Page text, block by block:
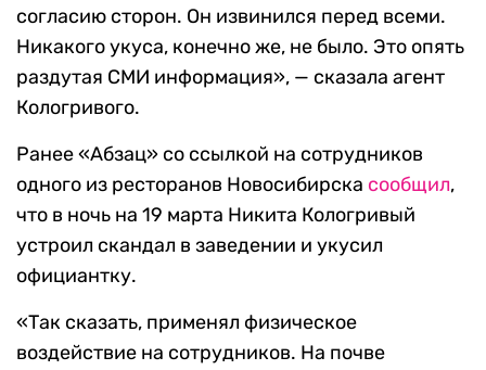
согласию сторон. Он извинился перед всеми.
Никакого укуса, конечно же, не было. Это опять
раздутая СМИ информация», — сказала агент
Кологривого.
Ранее «Абзац» со ссылкой на сотрудников
одного из ресторанов Новосибирска сообщил,
что в ночь на 19 марта Никита Кологривый
устроил скандал в заведении и укусил
официантку.
«Так сказать, применял физическое
воздействие на сотрудников. На почве